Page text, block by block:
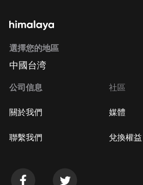
選擇您的地區
中國台湾
公司信息
關於我們
聯繫我們
社區
媒體
兌換權益